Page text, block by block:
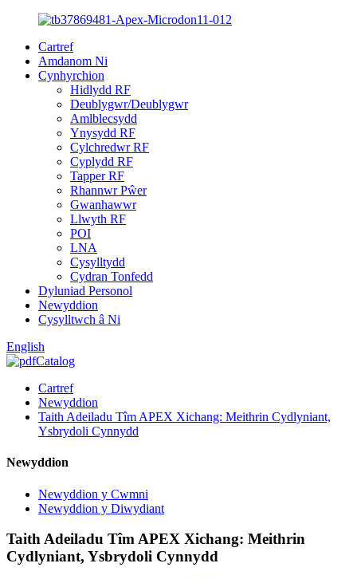
Cartref
Amdanom Ni
Cynhyrchion
Hidlydd RF
Deublygwr/Deublygwr
Amlblecsydd
Ynysydd RF
Cylchredwr RF
Cyplydd RF
Tapper RF
Rhannwr Pŵer
Gwanhawwr
Llwyth RF
POI
LNA
Cysylltydd
Cydran Tonfedd
Dyluniad Personol
Newyddion
Cysylltwch â Ni
English
Catalog
Cartref
Newyddion
Taith Adeiladu Tîm APEX Xichang: Meithrin Cydlyniant,
Ysbrydoli Cynnydd
Newyddion
Newyddion y Cwmni
Newyddion y Diwydiant
Taith Adeiladu Tîm APEX Xichang: Meithrin
Cydlyniant, Ysbrydoli Cynnydd